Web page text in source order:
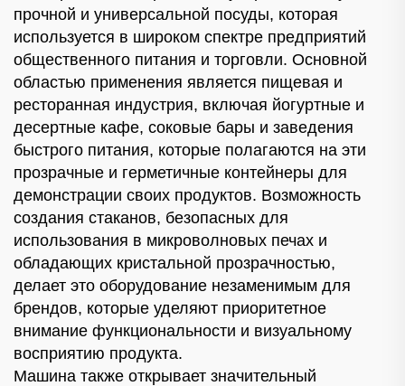
прочной и универсальной посуды, которая
используется в широком спектре предприятий
общественного питания и торговли. Основной
областью применения является пищевая и
ресторанная индустрия, включая йогуртные и
десертные кафе, соковые бары и заведения
быстрого питания, которые полагаются на эти
прозрачные и герметичные контейнеры для
демонстрации своих продуктов. Возможность
создания стаканов, безопасных для
использования в микроволновых печах и
обладающих кристальной прозрачностью,
делает это оборудование незаменимым для
брендов, которые уделяют приоритетное
внимание функциональности и визуальному
восприятию продукта.
Машина также открывает значительный